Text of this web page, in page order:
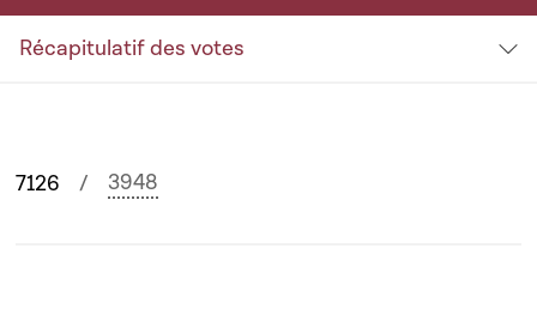
Récapitulatif des votes
7126 3948